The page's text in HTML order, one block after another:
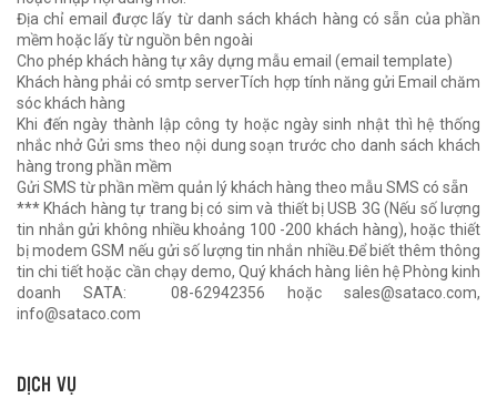
Địa chỉ email được lấy từ danh sách khách hàng có sẵn của phần
mềm hoặc lấy từ nguồn bên ngoài
Cho phép khách hàng tự xây dựng mẫu email (email template)
Khách hàng phải có smtp serverTích hợp tính năng gửi Email chăm
sóc khách hàng
Khi đến ngày thành lập công ty hoặc ngày sinh nhật thì hệ thống
nhắc nhở Gửi sms theo nội dung soạn trước cho danh sách khách
hàng trong phần mềm
Gửi SMS từ phần mềm quản lý khách hàng theo mẫu SMS có sẵn
*** Khách hàng tự trang bị có sim và thiết bị USB 3G (Nếu số lượng
tin nhắn gửi không nhiều khoảng 100 -200 khách hàng), hoặc thiết
bị modem GSM nếu gửi số lượng tin nhắn nhiều.Để biết thêm thông
tin chi tiết hoặc cần chạy demo, Quý khách hàng liên hệ Phòng kinh
doanh SATA: 08-62942356 hoặc sales@sataco.com,
info@sataco.com
DỊCH VỤ